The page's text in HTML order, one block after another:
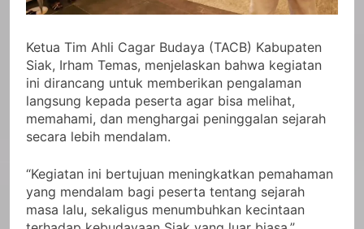
Ketua Tim Ahli Cagar Budaya (TACB) Kabupaten
Siak, Irham Temas, menjelaskan bahwa kegiatan
ini dirancang untuk memberikan pengalaman
langsung kepada peserta agar bisa melihat,
memahami, dan menghargai peninggalan sejarah
secara lebih mendalam.
“Kegiatan ini bertujuan meningkatkan pemahaman
yang mendalam bagi peserta tentang sejarah
masa lalu, sekaligus menumbuhkan kecintaan